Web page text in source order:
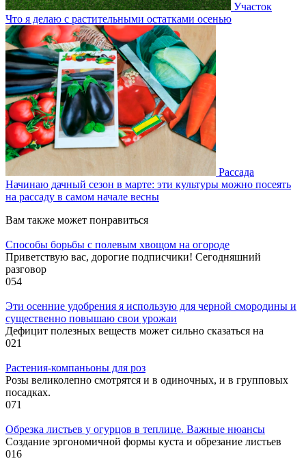
Участок
Что я делаю с растительными остатками осенью
Рассада
Начинаю дачный сезон в марте: эти культуры можно посеять
на рассаду в самом начале весны
Вам также может понравиться
Способы борьбы с полевым хвощом на огороде
Приветствую вас, дорогие подписчики! Сегодняшний
разговор
054
Эти осенние удобрения я использую для черной смородины и
существенно повышаю свои урожаи
Дефицит полезных веществ может сильно сказаться на
021
Растения-компаньоны для роз
Розы великолепно смотрятся и в одиночных, и в групповых
посадках.
071
Обрезка листьев у огурцов в теплице. Важные нюансы
Создание эргономичной формы куста и обрезание листьев
016